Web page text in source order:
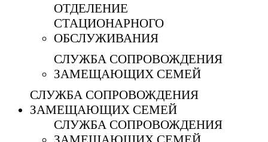
ОТДЕЛЕНИЕ
СТАЦИОНАРНОГО
ОБСЛУЖИВАНИЯ
СЛУЖБА СОПРОВОЖДЕНИЯ
ЗАМЕЩАЮЩИХ СЕМЕЙ
СЛУЖБА СОПРОВОЖДЕНИЯ
ЗАМЕЩАЮЩИХ СЕМЕЙ
СЛУЖБА СОПРОВОЖДЕНИЯ